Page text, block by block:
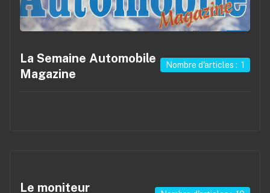
La Semaine Automobile
Magazine
Nombre d'articles : 1
Le moniteur